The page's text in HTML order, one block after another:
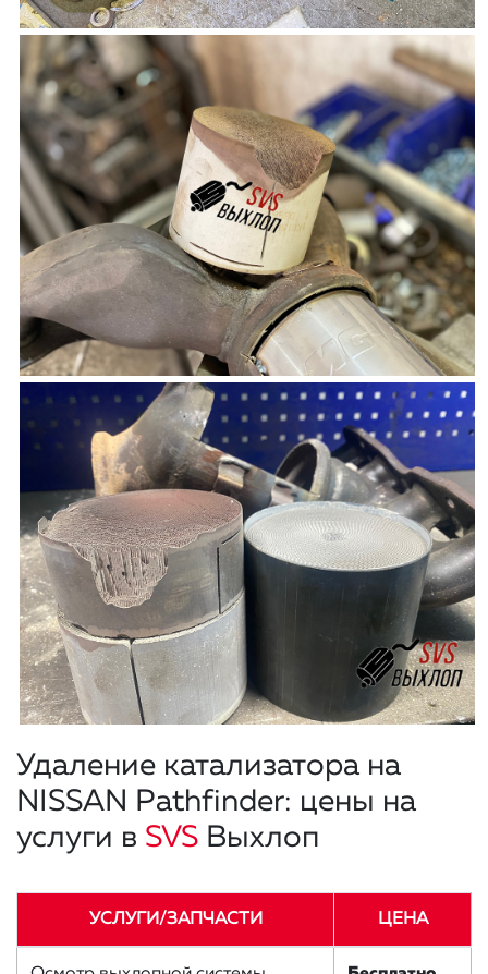
Удаление катализатора на
NISSAN Pathfinder: цены на
услуги в SVS Выхлоп
УСЛУГИ/ЗАПЧАСТИ ЦЕНА